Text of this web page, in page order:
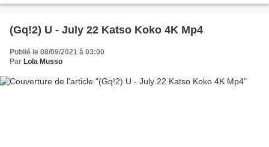
%%%%%%%%%%%%%%%%%%%%%%%%%%%%%%%%%...
(Gq!2) U - July 22 Katso Koko 4K Mp4
Publié le 08/09/2021 à 03:00
Par Lola Musso